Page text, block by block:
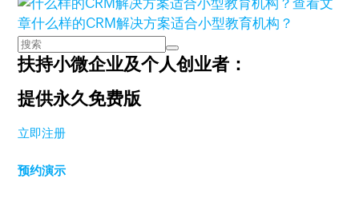
查看文
章什么样的CRM解决方案适合小型教育机构？
扶持小微企业及个人创业者：
提供永久免费版
立即注册
预约演示